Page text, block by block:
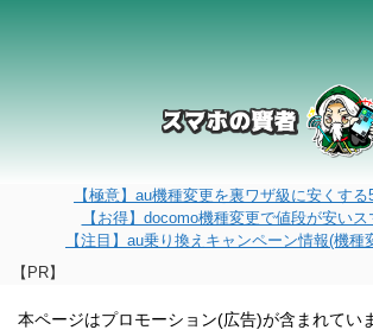
【極意】au機種変更を裏ワザ級に安くす
【お得】docomo機種変更で値段が安い
【注目】au乗り換えキャンペーン情報(機
【PR】
本ページはプロモーション(広告)が含まれてい